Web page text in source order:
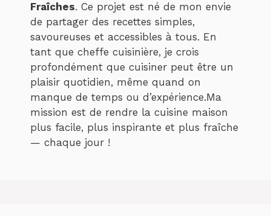
Fraîches. Ce projet est né de mon envie
de partager des recettes simples,
savoureuses et accessibles à tous. En
tant que cheffe cuisinière, je crois
profondément que cuisiner peut être un
plaisir quotidien, même quand on
manque de temps ou d’expérience.Ma
mission est de rendre la cuisine maison
plus facile, plus inspirante et plus fraîche
— chaque jour !